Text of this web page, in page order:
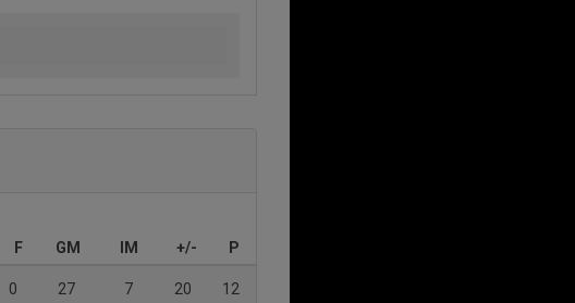
F GM IM +/- P
0 27 7 20 12